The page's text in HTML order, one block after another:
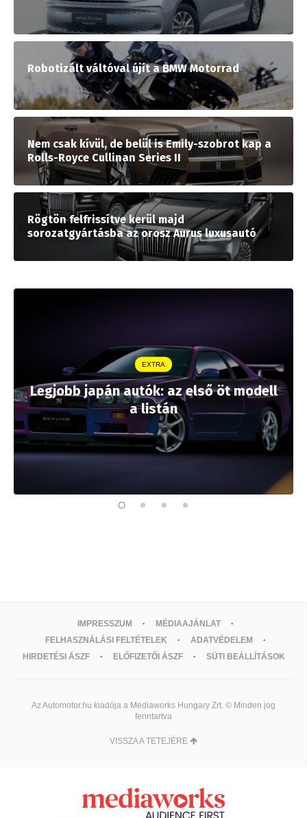
Robotizált váltóval újít a BMW Motorrad
Nem csak kívül, de belül is Emily-szobrot kap a
Rolls-Royce Cullinan Series II
Rögtön felfrissítve kerül majd
sorozatgyártásba az orosz Aurus luxusautó
EXTRA
Legjobb japán autók: az első öt modell
a listán
IMPRESSZUM
MÉDIAAJÁNLAT
FELHASZNÁLÁSI FELTÉTELEK
ADATVÉDELEM
HIRDETÉSI ÁSZF
ELŐFIZETŐI ÁSZF SÜTI BEÁLLÍTÁSOK
Az Automotor.hu kiadója a Mediaworks Hungary Zrt. © Minden jog
fenntartva
VISSZA A TETEJÉRE